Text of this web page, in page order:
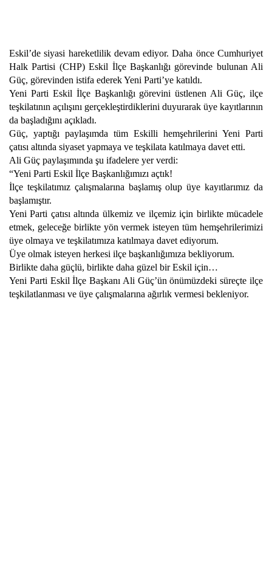
Eskil’de siyasi hareketlilik devam ediyor. Daha önce Cumhuriyet
Halk Partisi (CHP) Eskil İlçe Başkanlığı görevinde bulunan Ali
Güç, görevinden istifa ederek Yeni Parti’ye katıldı.
Yeni Parti Eskil İlçe Başkanlığı görevini üstlenen Ali Güç, ilçe
teşkilatının açılışını gerçekleştirdiklerini duyurarak üye kayıtlarının
da başladığını açıkladı.
Güç, yaptığı paylaşımda tüm Eskilli hemşehrilerini Yeni Parti
çatısı altında siyaset yapmaya ve teşkilata katılmaya davet etti.
Ali Güç paylaşımında şu ifadelere yer verdi:
“Yeni Parti Eskil İlçe Başkanlığımızı açtık!
İlçe teşkilatımız çalışmalarına başlamış olup üye kayıtlarımız da
başlamıştır.
Yeni Parti çatısı altında ülkemiz ve ilçemiz için birlikte mücadele
etmek, geleceğe birlikte yön vermek isteyen tüm hemşehrilerimizi
üye olmaya ve teşkilatımıza katılmaya davet ediyorum.
Üye olmak isteyen herkesi ilçe başkanlığımıza bekliyorum.
Birlikte daha güçlü, birlikte daha güzel bir Eskil için…
Yeni Parti Eskil İlçe Başkanı Ali Güç’ün önümüzdeki süreçte ilçe
teşkilatlanması ve üye çalışmalarına ağırlık vermesi bekleniyor.